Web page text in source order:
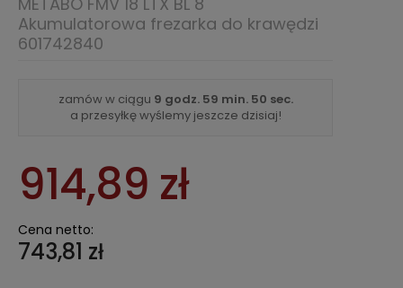
zamów w ciągu 9 godz. 59 min. 50 sec.
a przesyłkę wyślemy jeszcze dzisiaj!
Akumulatorowa frezarka do krawędzi
601742840
914,89 zł
Cena netto:
743,81 zł